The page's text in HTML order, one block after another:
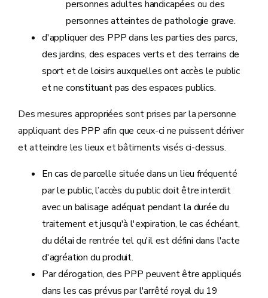
personnes adultes handicapées ou des
personnes atteintes de pathologie grave.
d'appliquer des PPP dans les parties des parcs,
des jardins, des espaces verts et des terrains de
sport et de loisirs auxquelles ont accès le public
et ne constituant pas des espaces publics.
Des mesures appropriées sont prises par la personne
appliquant des PPP afin que ceux-ci ne puissent dériver
et atteindre les lieux et bâtiments visés ci-dessus.
En cas de parcelle située dans un lieu fréquenté
par le public, l’accès du public doit être interdit
avec un balisage adéquat pendant la durée du
traitement et jusqu'à l'expiration, le cas échéant,
du délai de rentrée tel qu'il est défini dans l'acte
d'agréation du produit.
Par dérogation, des PPP peuvent être appliqués
dans les cas prévus par l'arrêté royal du 19